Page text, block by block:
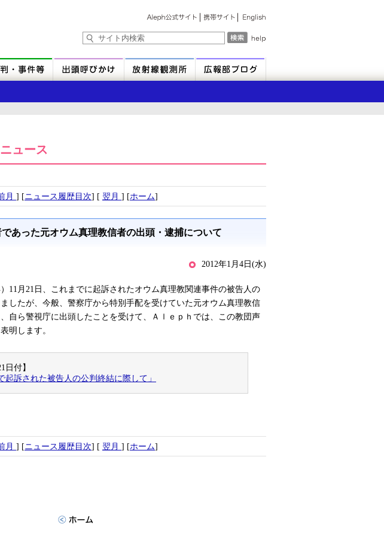
ュース
月 ] [ニュース履歴目次] [ 翌月 ] [ホーム]
あった元オウム真理教信者の出頭・逮捕について
2012年1月4日(水)
11月21日、これまでに起訴されたオウム真理教関連事件の被告人の
したが、今般、警察庁から特別手配を受けていた元オウム真理教信
自ら警視庁に出頭したことを受けて、Ａｌｅｐｈでは、この教団声
明します。
日付】
起訴された被告人の公判終結に際して」
月 ] [ニュース履歴目次] [ 翌月 ] [ホーム]